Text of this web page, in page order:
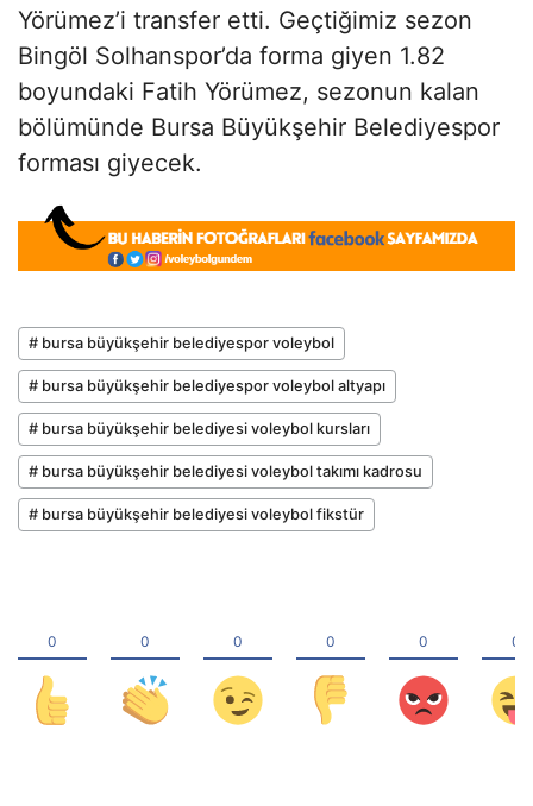
Yörümez’i transfer etti. Geçtiğimiz sezon
Bingöl Solhanspor’da forma giyen 1.82
boyundaki Fatih Yörümez, sezonun kalan
bölümünde Bursa Büyükşehir Belediyespor
forması giyecek.
# bursa büyükşehir belediyespor voleybol
# bursa büyükşehir belediyespor voleybol altyapı
# bursa büyükşehir belediyesi voleybol kursları
# bursa büyükşehir belediyesi voleybol takımı kadrosu
# bursa büyükşehir belediyesi voleybol fikstür